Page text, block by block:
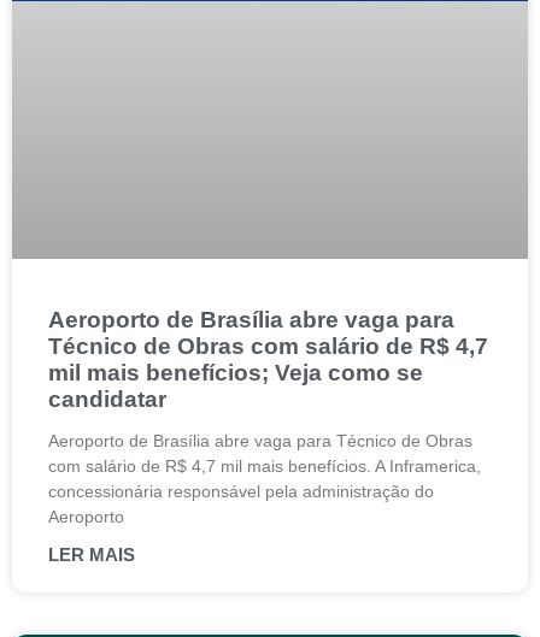
Aeroporto de Brasília abre vaga para
Técnico de Obras com salário de R$ 4,7
mil mais benefícios; Veja como se
candidatar
Aeroporto de Brasília abre vaga para Técnico de Obras
com salário de R$ 4,7 mil mais benefícios. A Inframerica,
concessionária responsável pela administração do
Aeroporto
LER MAIS